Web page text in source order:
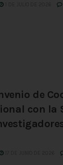
1 DE JULIO DE 2026
de
con la
17 DE JUNIO DE 2026